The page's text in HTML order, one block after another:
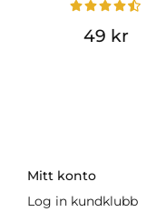
49 kr
Mitt konto
Log in kundklubb